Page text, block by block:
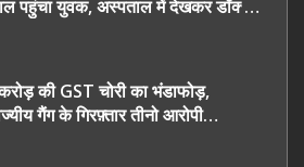
पहुंचा युवक, अस्पताल में देखकर डॉक्टर
की GST चोरी का भंडाफोड़,
गैंग के गिरफ़्तार तीनो आरोपी